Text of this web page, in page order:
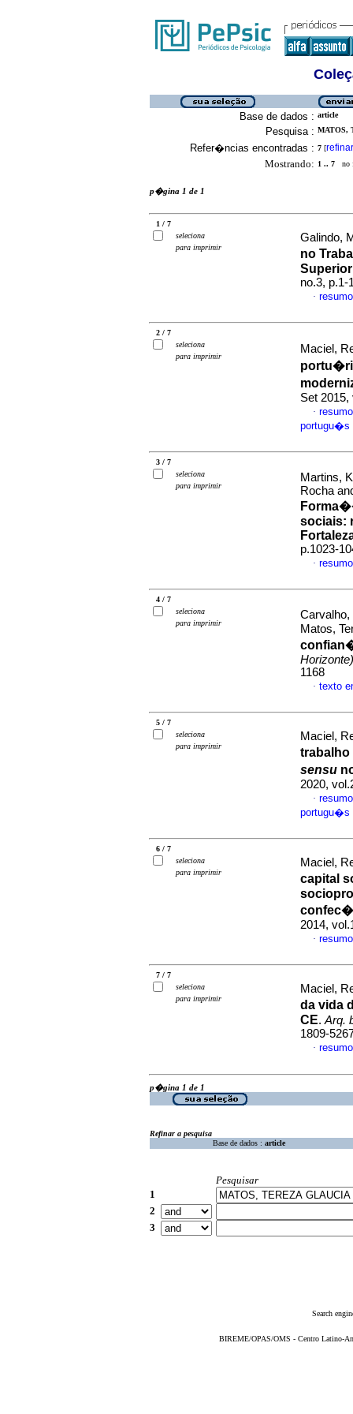
Base de dados : article
Pesquisa : MATOS,
Refer�ncias encontradas : 7 [refinar
Mostrando: 1 .. 7 no
p�gina 1 de 1
1 / 7
seleciona
para imprimir
Galindo,
no
Superior
no.3, p.1-
·
2 / 7
seleciona
para imprimir
Maciel,
Set 2015,
·
portugu�s
3 / 7
seleciona
para imprimir
Martins,
Rocha
sociais:
p.1023-
·
4 / 7
seleciona
para imprimir
Matos,
Horizonte)
1168
· texto
5 / 7
seleciona
para imprimir
Maciel,
sensu
2020,
·
portugu�s
6 / 7
seleciona
para imprimir
Maciel,
capital
2014,
·
7 / 7
seleciona
para imprimir
Maciel,
da vida
CE. Arq.
1809-
·
p�gina 1 de 1
Refinar a pesquisa
Base de dados : article
Pesquisar
1
2
3
Search
BIREME/OPAS/OMS - Centro Latino-